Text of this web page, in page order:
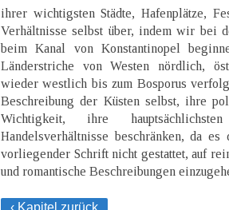
ihrer wichtigsten Städte, Hafenplätze,
Verhältnisse selbst über, indem wir bei
beim Kanal von Konstantinopel
Länderstriche von Westen nördlich,
wieder westlich bis zum Bosporus
Beschreibung der Küsten selbst, ihre
Wichtigkeit, ihre
Handelsverhältnisse beschränken, da
vorliegender Schrift nicht gestattet, auf
und romantische Beschreibungen
‹ Kapitel zurück